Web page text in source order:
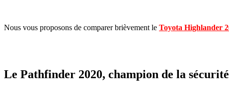
Nous vous proposons de comparer brièvement le Toyota Highlander
Le Pathfinder 2020, champion de la sécurité